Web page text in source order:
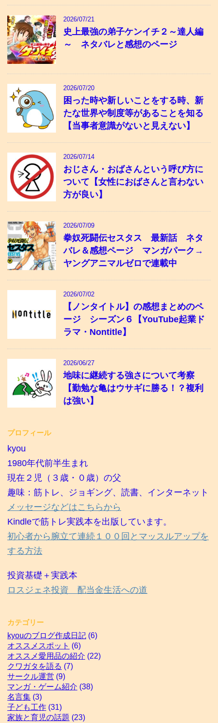
2026/07/21
史上最強の弟子ケンイチ２～達人編
～ ネタバレと感想のページ
2026/07/20
困った時や新しいことをする時、新
たな世界や制度等があることを知る
【当事者意識がないと見えない】
2026/07/14
おじさん・おばさんという呼び方に
ついて【女性におばさんと言わない
方が良い】
2026/07/09
拳奴死闘伝セスタス 最新話 ネタ
バレ＆感想ページ マンガパーク→
ヤングアニマルゼロで連載中
2026/07/02
【ノンタイトル】の感想まとめのペ
ージ シーズン６【YouTube起業ド
ラマ・Nontitle】
2026/06/27
地味に継続する強さについて考察
【勤勉な亀はウサギに勝る！？複利
は強い】
プロフィール
kyou
1980年代前半生まれ
現在２児（３歳・０歳）の父
趣味：筋トレ、ジョギング、読書、インターネット
メッセージなどはこちらから
Kindleで筋トレ実践本を出版しています。
初心者から腕立て連続１００回とマッスルアップを
する方法
投資基礎＋実践本
ロスジェネ投資 配当金生活への道
カテゴリー
kyouのブログ作成日記 (6)
オススメスポット (6)
オススメ愛用品の紹介 (22)
クワガタを語る (7)
サークル運営 (9)
マンガ・ゲーム紹介 (38)
名言集 (3)
子ども工作 (31)
家族と育児の話題 (23)